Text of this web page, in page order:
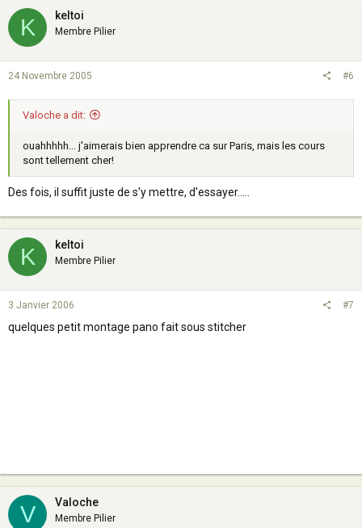
K keltoi
Membre Pilier
24 Novembre 2005 #6
Valoche a dit:
ouahhhhh... j'aimerais bien apprendre ca sur Paris, mais les cours
sont tellement cher!
Des fois, il suffit juste de s'y mettre, d'essayer.....
K keltoi
Membre Pilier
3 Janvier 2006 #7
quelques petit montage pano fait sous stitcher
V Valoche
Membre Pilier